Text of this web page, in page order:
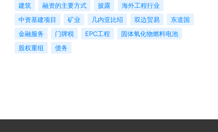
建筑 融资的主要方式 披露
海外工程行业
中资基建项目
矿业 几内亚比绍 双边贸易
东道国
金融服务
门牌税 EPC工程
固体氧化物燃料电池
股权重组
债务